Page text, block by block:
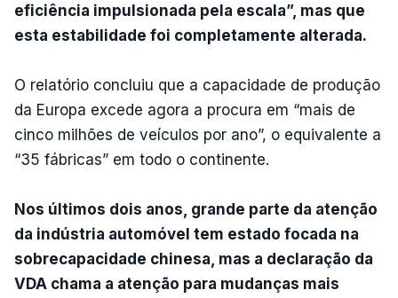
eficiência impulsionada pela escala”, mas que
esta estabilidade foi completamente alterada.
O relatório concluiu que a capacidade de produção
da Europa excede agora a procura em “mais de
cinco milhões de veículos por ano”, o equivalente a
“35 fábricas” em todo o continente.
Nos últimos dois anos, grande parte da atenção
da indústria automóvel tem estado focada na
sobrecapacidade chinesa, mas a declaração da
VDA chama a atenção para mudanças mais